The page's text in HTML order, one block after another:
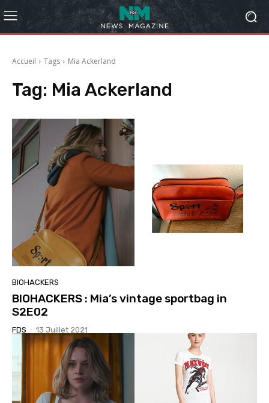
Accueil Tags Mia Ackerland
Tag: Mia Ackerland
BIOHACKERS
BIOHACKERS : Mia’s vintage sportbag in
S2E02
FDS - 13 Juillet 2021